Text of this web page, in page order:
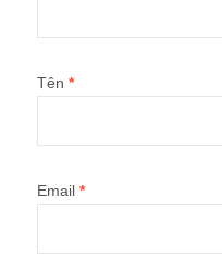
Tên *
Email *